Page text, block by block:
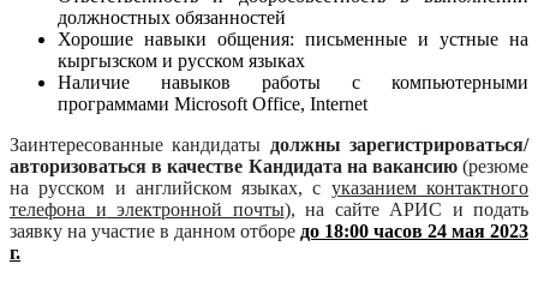
должностных обязанностей
Хорошие навыки общения: письменные и устные на
кыргызском и русском языках
Наличие навыков работы с компьютерными
программами Microsoft Office, Internet
Заинтересованные кандидаты должны зарегистрироваться/
авторизоваться в качестве Кандидата на вакансию (резюме
на русском и английском языках, с указанием контактного
телефона и электронной почты), на сайте АРИС и подать
заявку на участие в данном отборе до 18:00 часов 24 мая 2023
г.